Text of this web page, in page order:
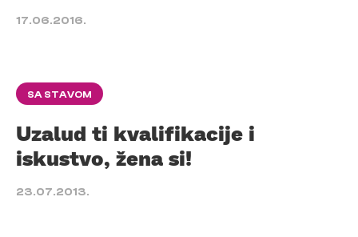
17.06.2016.
SA STAVOM
Uzalud ti kvalifikacije i
iskustvo, žena si!
23.07.2013.